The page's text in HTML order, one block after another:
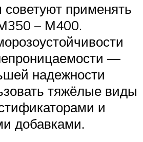
применять
– М400.
—
надежности
тяжёлые виды
и
добавками.